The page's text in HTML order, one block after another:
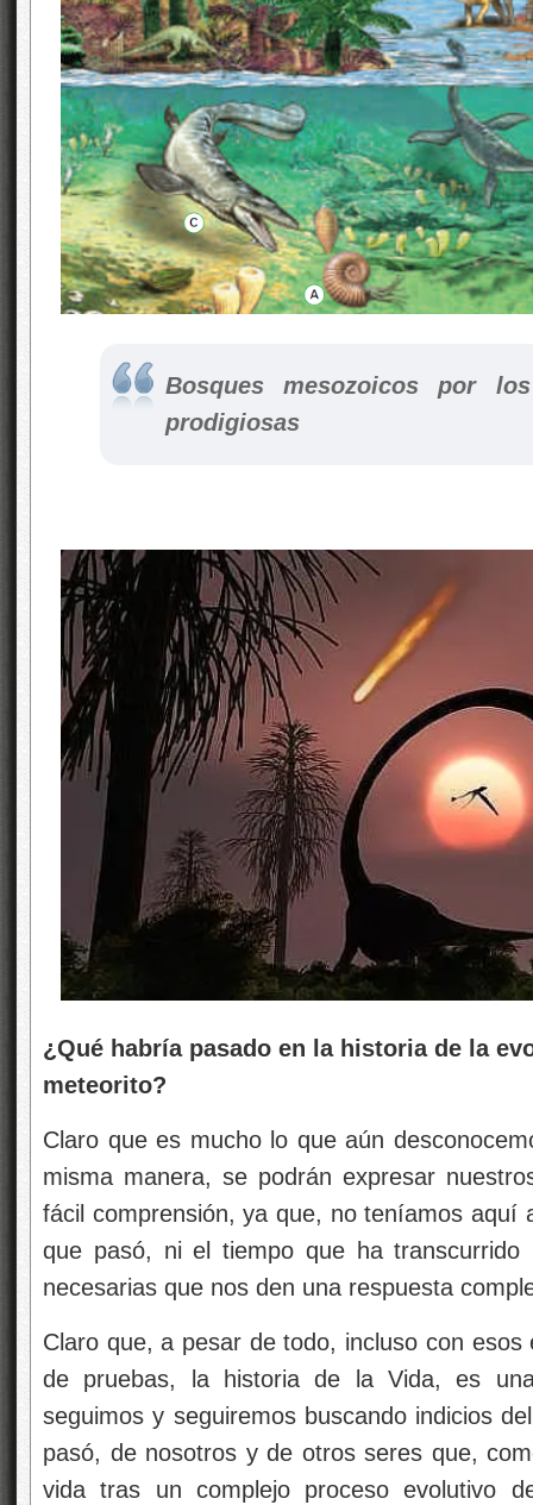
Bosques mesozoicos por
prodigiosas
¿Qué habría pasado en la historia de la
meteorito?
Claro que es mucho lo que aún
misma manera, se podrán expresar
fácil comprensión, ya que, no teníamos aquí
que pasó, ni el tiempo que ha transcurrido
necesarias que nos den una respuesta
Claro que, a pesar de todo, incluso con
de pruebas, la historia de la Vida, es
seguimos y seguiremos buscando indicios
pasó, de nosotros y de otros seres que,
vida tras un complejo proceso evolutivo